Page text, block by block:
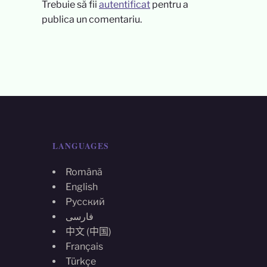
Trebuie să fii autentificat pentru a
publica un comentariu.
LANGUAGES
Română
English
Русский
فارسی
中文 (中国)
Français
Türkçe